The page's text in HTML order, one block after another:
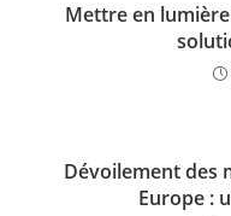
Mettre en
Dévoilement des
Europe :